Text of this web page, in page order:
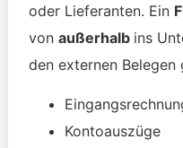
oder Lieferanten. Ein
von außerhalb ins
den externen Belegen
Kontoauszüge